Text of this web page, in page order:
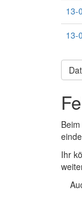
13-
13-
Ihr